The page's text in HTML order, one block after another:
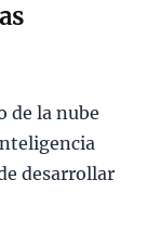
de la nube
desarrollar